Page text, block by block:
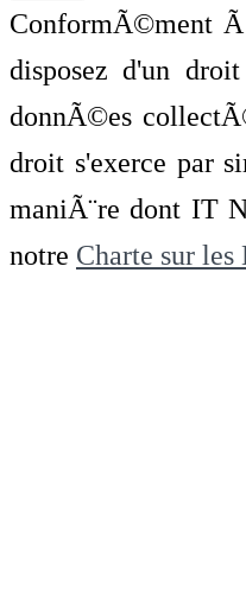
ConformÃ©ment
disposez d'un
donnÃ©es
droit s'exerce par
maniÃ¨re dont IT
notre Charte sur